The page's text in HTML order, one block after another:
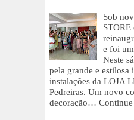
Sob
STORE
e foi
Neste
pela grande e estilosa
instalações da LOJA
Pedreiras. Um novo
decoração…